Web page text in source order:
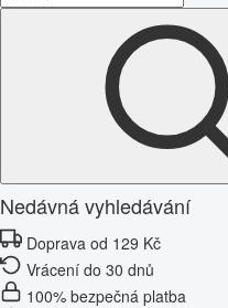
Nedávná vyhledávání
Doprava od 129 Kč
Vrácení do 30 dnů
100% bezpečná platba